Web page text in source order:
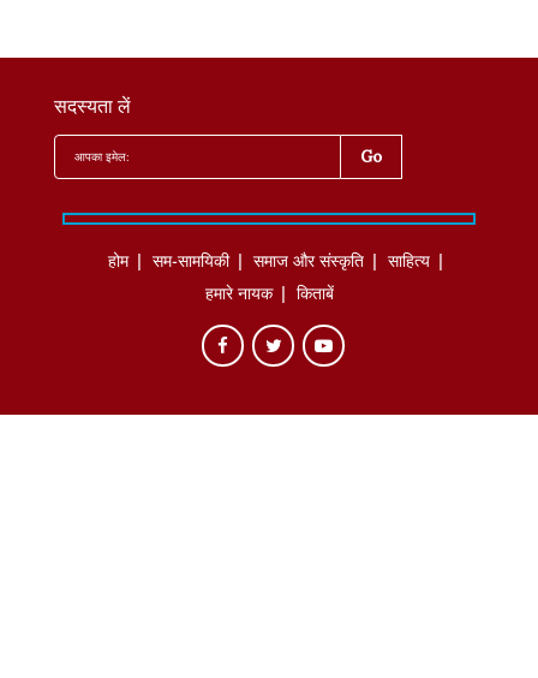
सदस्यता लें
होम सम-सामयिकी समाज और संस्कृति
साहित्‍य
हमारे नायक
किताबें